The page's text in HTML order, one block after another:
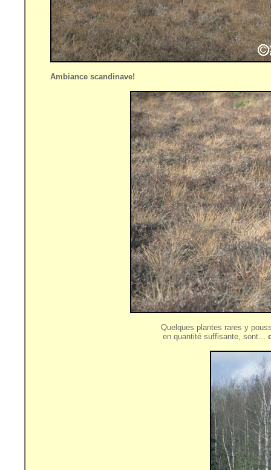
Ambiance scandinave!
Quelques plantes rares y
en quantité suffisante, sont...